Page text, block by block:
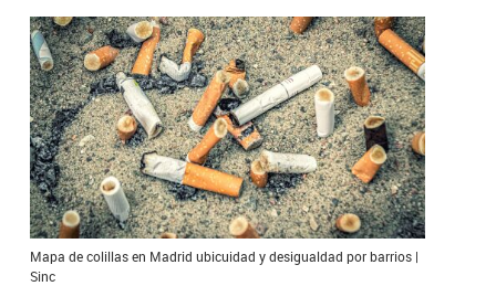
Mapa de colillas en Madrid ubicuidad y desigualdad por barrios |
Sinc